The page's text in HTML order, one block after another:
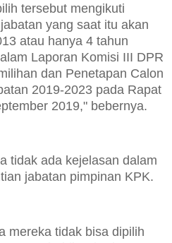
tersebut mengikuti
yang saat itu akan
atau hanya 4 tahun
Laporan Komisi III DPR
dan Penetapan Calon
2019-2023 pada Rapat
2019," bebernya.
tidak ada kejelasan dalam
jabatan pimpinan KPK.
mereka tidak bisa dipilih